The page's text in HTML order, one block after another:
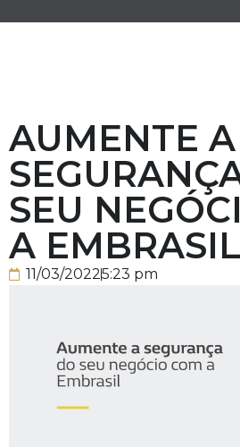
AUMENTE A
SEU
A EMBRASIL
11/03/20225:23 pm